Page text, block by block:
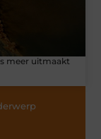
meer uitmaakt